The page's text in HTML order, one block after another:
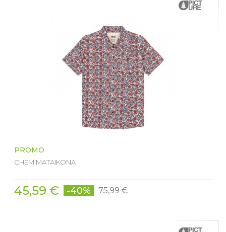
PROMO
CHEM MATAIKONA
45,59 € -40% 75,99 €